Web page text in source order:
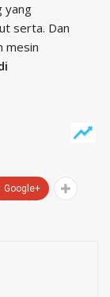
yang
serta. Dan
mesin
Google+